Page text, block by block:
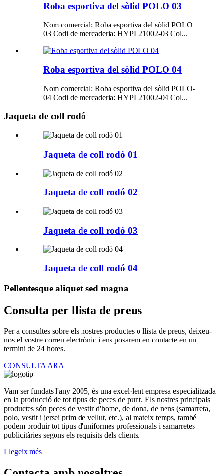
Roba esportiva del sòlid POLO 03
Nom comercial: Roba esportiva del sòlid POLO-
03 Codi de mercaderia: HYPL21002-03 Col...
Roba esportiva del sòlid POLO 04
Nom comercial: Roba esportiva del sòlid POLO-
04 Codi de mercaderia: HYPL21002-04 Col...
Jaqueta de coll rodó
Jaqueta de coll rodó 01
Jaqueta de coll rodó 02
Jaqueta de coll rodó 03
Jaqueta de coll rodó 04
Pellentesque aliquet sed magna
Consulta per llista de preus
Per a consultes sobre els nostres productes o llista de preus, deixeu-
nos el vostre correu electrònic i ens posarem en contacte en un
termini de 24 hores.
CONSULTA ARA
Vam ser fundats l'any 2005, és una excel·lent empresa especialitzada
en la producció de tot tipus de peces de punt. Els nostres principals
productes són peces de vestir d'home, de dona, de nens (samarreta,
polo, vestit i jersei prim de vellut, etc.), al mateix temps, també
podem produir tot tipus d'uniformes professionals i samarretes
publicitàries segons els requisits dels clients.
Llegeix més